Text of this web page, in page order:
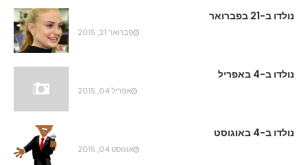
נולדו ב-21 בפברואר
פברואר 21, 2015
נולדו ב-4 באפריל
אפריל 04, 2015
נולדו ב-4 באוגוסט
אוגוסט 04, 2015